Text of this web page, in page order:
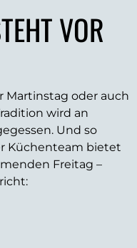
VOR
Martinstag oder auch
wird an
Und so
Küchenteam bietet
Freitag –